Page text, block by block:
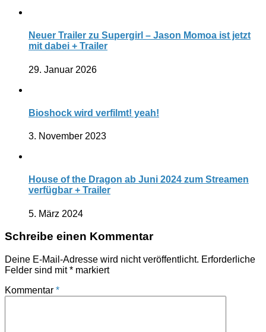
Neuer Trailer zu Supergirl – Jason Momoa ist jetzt
mit dabei + Trailer
29. Januar 2026
Bioshock wird verfilmt! yeah!
3. November 2023
House of the Dragon ab Juni 2024 zum Streamen
verfügbar + Trailer
5. März 2024
Schreibe einen Kommentar
Deine E-Mail-Adresse wird nicht veröffentlicht. Erforderliche
Felder sind mit* markiert
Kommentar *